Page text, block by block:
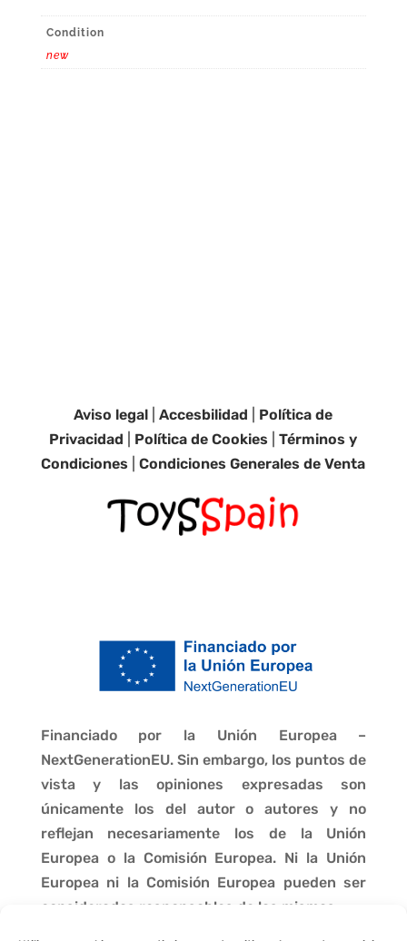
Condition
new
Aviso legal |Accesbilidad
Política de
Privacidad
Política de Cookies |Términos y
Condiciones |Condiciones Generales de Venta
Financiado por la Unión Europea –
NextGenerationEU. Sin embargo, los puntos de
vista y las opiniones expresadas son
únicamente los del autor o autores y no
reflejan necesariamente los de la Unión
Europea o la Comisión Europea. Ni la Unión
Europea ni la Comisión Europea pueden ser
consideradas responsables de las mismas.